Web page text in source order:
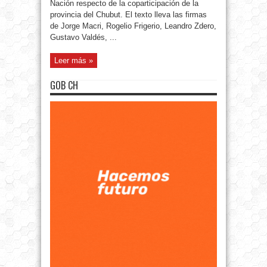
Nación respecto de la coparticipación de la
provincia del Chubut. El texto lleva las firmas
de Jorge Macri, Rogelio Frigerio, Leandro Zdero,
Gustavo Valdés, ...
Leer más »
GOB CH